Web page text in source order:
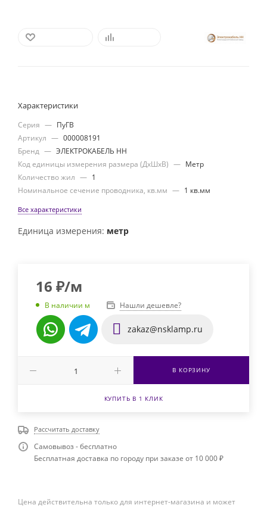
Характеристики
Серия — ПуГВ
Артикул — 000008191
Бренд — ЭЛЕКТРОКАБЕЛЬ НН
Код единицы измерения размера (ДхШхВ) — Метр
Количество жил — 1
Номинальное сечение проводника, кв.мм — 1 кв.мм
Все характеристики
Единица измерения: метр
16 ₽/м
В наличии м Нашли дешевле?
zakaz@nsklamp.ru
В КОРЗИНУ
КУПИТЬ В 1 КЛИК
Рассчитать доставку
Самовывоз - бесплатно
Бесплатная доставка по городу при заказе от 10 000 ₽
Цена действительна только для интернет-магазина и может